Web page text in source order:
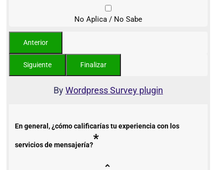
No Aplica / No Sabe
ByWordpress Survey plugin
En general, ¿cómo calificarías tu experiencia con los
servicios de mensajería?*